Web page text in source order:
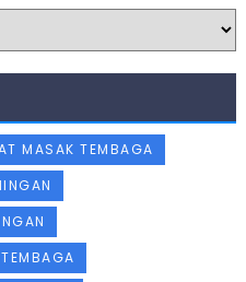
MASAK TEMBAGA